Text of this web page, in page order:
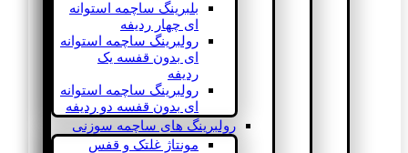
بلبرینگ ساچمه استوانه
ای چهار ردیفه
رولبرینگ ساچمه استوانه
ای بدون قفسه یک
ردیفه
رولبرینگ ساچمه استوانه
ای بدون قفسه دو ردیفه
رولبرینگ های ساچمه سوزنی
مونتاژ غلتک و قفس